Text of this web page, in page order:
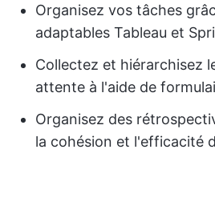
Organisez vos tâches
adaptables Tableau et
Collectez et hiérarchisez
attente à l'aide de
Organisez des
la cohésion et l'efficacité